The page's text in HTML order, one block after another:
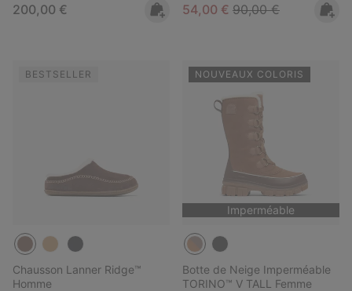
Regular price:
200,00 € Sale price:
54,00 € Regular price:
90,00 €
BESTSELLER
Chausson Lanner Ridge™
Homme
NOUVEAUX COLORIS
Imperméable
Botte de Neige Imperméable
TORINO™ V TALL Femme